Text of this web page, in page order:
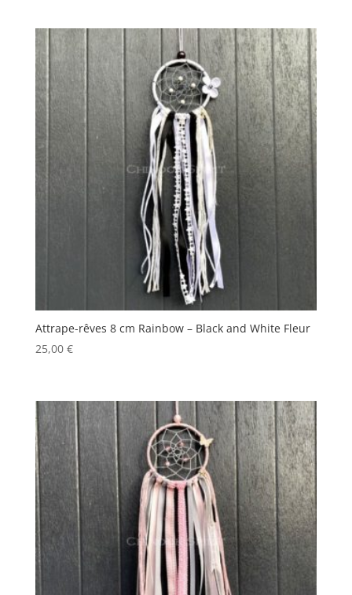
Attrape-rêves 8 cm Rainbow – Black and White Fleur
25,00 €